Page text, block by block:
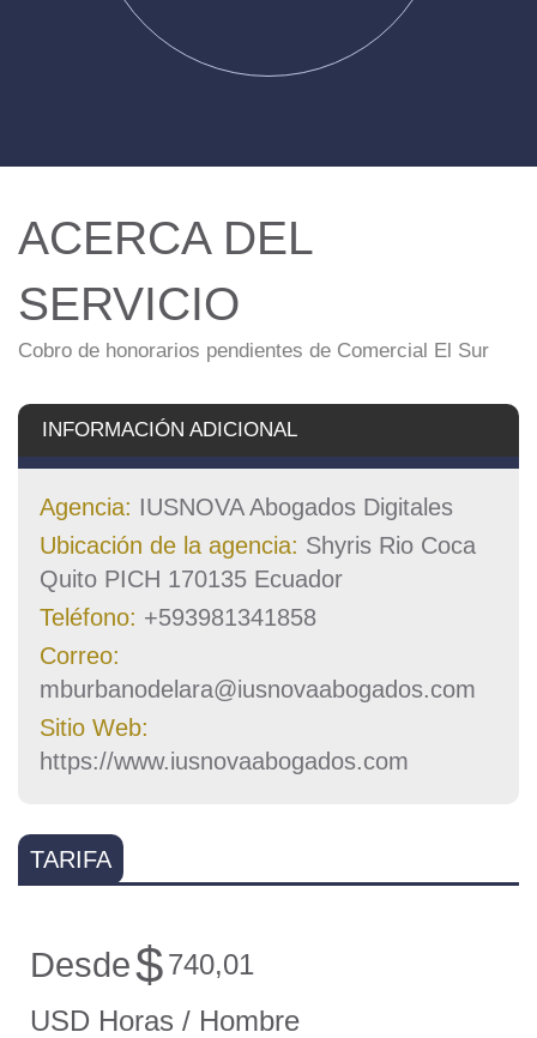
ACERCA DEL
SERVICIO
Cobro de honorarios pendientes de Comercial El Sur
INFORMACIÓN ADICIONAL
Agencia: IUSNOVA Abogados Digitales
Ubicación de la agencia: Shyris Rio Coca
Quito PICH 170135 Ecuador
Teléfono: +593981341858
Correo:
mburbanodelara@iusnovaabogados.com
Sitio Web:
https://www.iusnovaabogados.com
TARIFA
Desde$740,01
USD Horas / Hombre